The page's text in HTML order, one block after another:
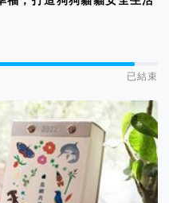
已結束